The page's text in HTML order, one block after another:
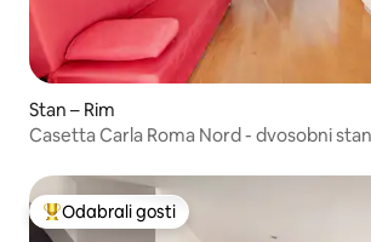
Stan – Rim
Casetta Carla Roma Nord - dvosobni
Među najviše rangiranima s oznakom
Odabrali gosti